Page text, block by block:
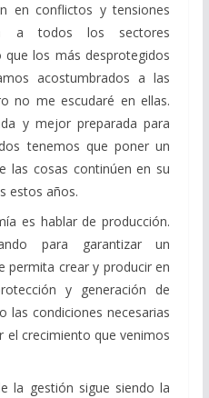
en conflictos y tensiones
a todos los sectores
los más desprotegidos
acostumbrados a las
no me escudaré en ellas.
y mejor preparada para
tenemos que poner un
las cosas continúen en su
estos años.
hablar de producción.
para garantizar un
permita crear y producir en
y generación de
las condiciones necesarias
el crecimiento que venimos
sigue siendo la